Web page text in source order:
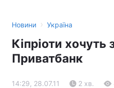
Новини › Україна
Кіпріоти хочуть
Приватбанк
14:29, 28.07.11 2 хв.